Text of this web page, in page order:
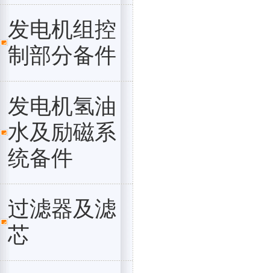
发电机组控
制部分备件
发电机氢油
水及励磁系
统备件
过滤器及滤
芯